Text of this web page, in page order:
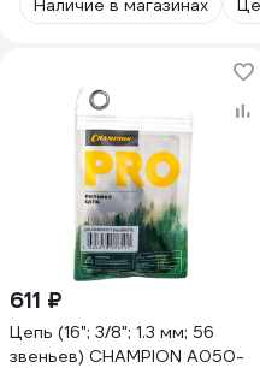
Наличие в магазинах
611 ₽
Цепь (16"; 3/8"; 1.3 мм; 56
звеньев) CHAMPION A050-